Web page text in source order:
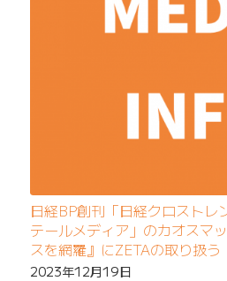
日経BP創刊「日経クロストレ
テールメディア」のカオス
スを網羅』にZETAの取り扱
介されました
2023年12月19日